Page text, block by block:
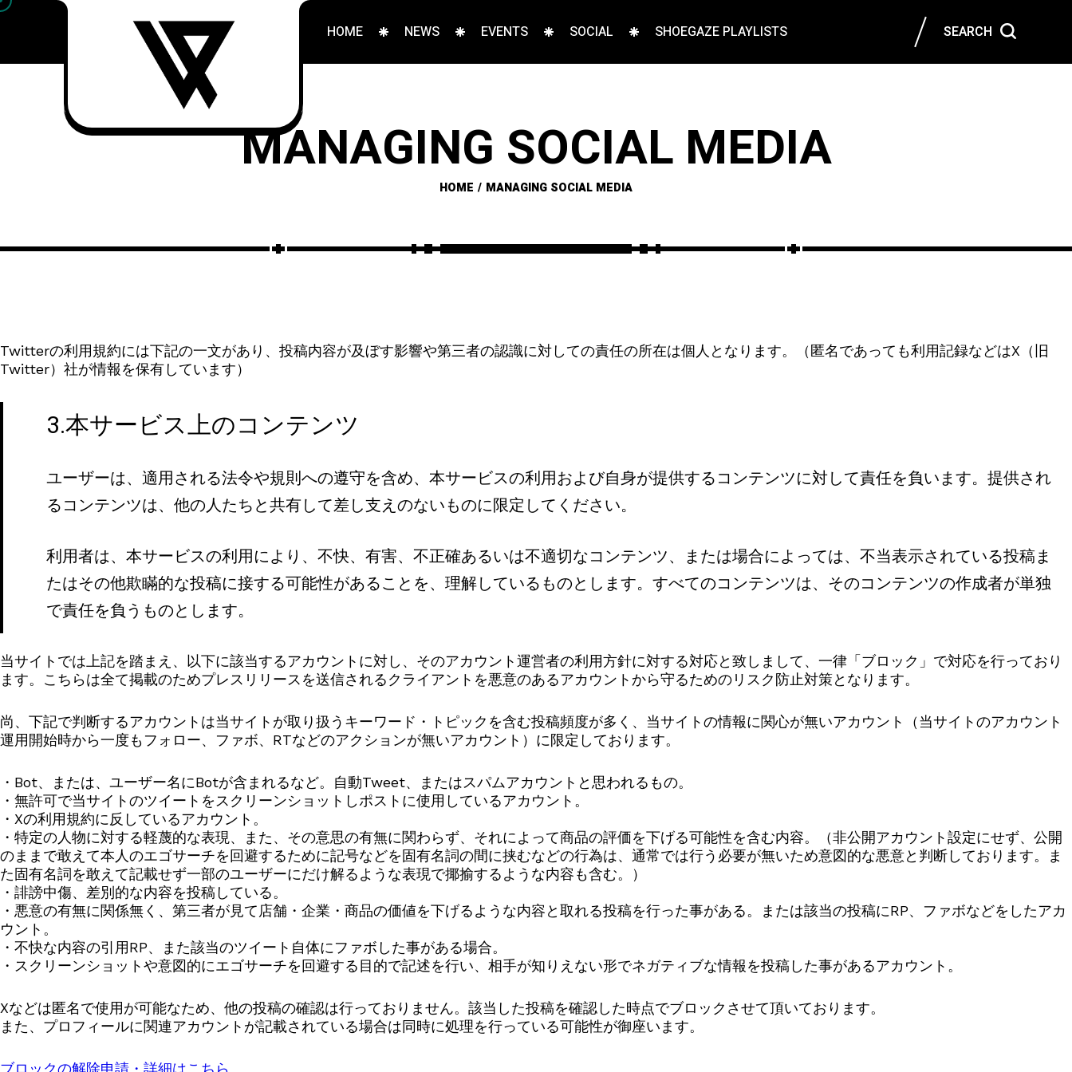
HOME NEWS EVENTS SOCIAL SHOEGAZE PLAYLISTS SEARCH
MANAGING SOCIAL MEDIA
HOME MANAGING SOCIAL MEDIA
Twitterの利用規約には下記の一文があり、投稿内容が及ぼす影響や第三者の認識に対しての責任の所在は個人となります。（匿名であっても利用記録などはX（旧
Twitter）社が情報を保有しています）
3.本サービス上のコンテンツ
ユーザーは、適用される法令や規則への遵守を含め、本サービスの利用および自身が提供するコンテンツに対して責任を負います。提供され
るコンテンツは、他の人たちと共有して差し支えのないものに限定してください。
利用者は、本サービスの利用により、不快、有害、不正確あるいは不適切なコンテンツ、または場合によっては、不当表示されている投稿ま
たはその他欺瞞的な投稿に接する可能性があることを、理解しているものとします。すべてのコンテンツは、そのコンテンツの作成者が単独
で責任を負うものとします。
当サイトでは上記を踏まえ、以下に該当するアカウントに対し、そのアカウント運営者の利用方針に対する対応と致しまして、一律「ブロック」で対応を行っており
ます。こちらは全て掲載のためプレスリリースを送信されるクライアントを悪意のあるアカウントから守るためのリスク防止対策となります。
尚、下記で判断するアカウントは当サイトが取り扱うキーワード・トピックを含む投稿頻度が多く、当サイトの情報に関心が無いアカウント（当サイトのアカウント
運用開始時から一度もフォロー、ファボ、RTなどのアクションが無いアカウント）に限定しております。
・Bot、または、ユーザー名にBotが含まれるなど。自動Tweet、またはスパムアカウントと思われるもの。
・無許可で当サイトのツイートをスクリーンショットしポストに使用しているアカウント。
・Xの利用規約に反しているアカウント。
・特定の人物に対する軽蔑的な表現、また、その意思の有無に関わらず、それによって商品の評価を下げる可能性を含む内容。（非公開アカウント設定にせず、公開
のままで敢えて本人のエゴサーチを回避するために記号などを固有名詞の間に挟むなどの行為は、通常では行う必要が無いため意図的な悪意と判断しております。ま
た固有名詞を敢えて記載せず一部のユーザーにだけ解るような表現で揶揄するような内容も含む。）
・誹謗中傷、差別的な内容を投稿している。
・悪意の有無に関係無く、第三者が見て店舗・企業・商品の価値を下げるような内容と取れる投稿を行った事がある。または該当の投稿にRP、ファボなどをしたアカ
ウント。
・不快な内容の引用RP、また該当のツイート自体にファボした事がある場合。
・スクリーンショットや意図的にエゴサーチを回避する目的で記述を行い、相手が知りえない形でネガティブな情報を投稿した事があるアカウント。
Xなどは匿名で使用が可能なため、他の投稿の確認は行っておりません。該当した投稿を確認した時点でブロックさせて頂いております。
また、プロフィールに関連アカウントが記載されている場合は同時に処理を行っている可能性が御座います。
ブロックの解除申請・詳細はこちら